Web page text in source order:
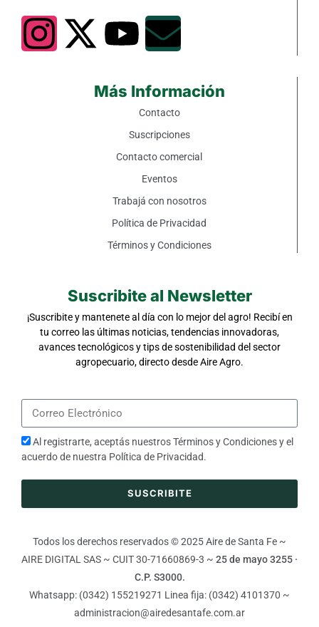
Más Información
Contacto
Suscripciones
Contacto comercial
Eventos
Trabajá con nosotros
Política de Privacidad
Términos y Condiciones
Suscribite al Newsletter
¡Suscribite y mantenete al día con lo mejor del agro! Recibí en
tu correo las últimas noticias, tendencias innovadoras,
avances tecnológicos y tips de sostenibilidad del sector
agropecuario, directo desde Aire Agro.
Al registrarte, aceptás nuestrosTérminos y Condicionesy el
acuerdo de nuestra Política de Privacidad.
SUSCRIBITE
Todos los derechos reservados © 2025 Aire de Santa Fe ~
AIRE DIGITAL SAS ~ CUIT 30-71660869-3 ~ 25 de mayo 3255 ·
C.P. S3000.
Whatsapp: (0342) 155219271 Linea fija: (0342) 4101370 ~
administracion@airedesantafe.com.ar